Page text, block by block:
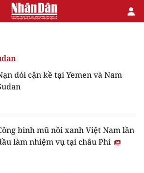
đói cận kề tại Yemen và Nam
binh mũ nồi xanh Việt Nam lần
làm nhiệm vụ tại châu Phi